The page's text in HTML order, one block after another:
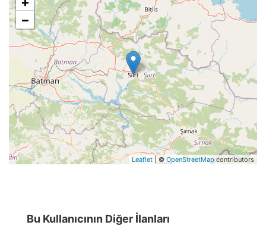
−
Leaflet | © OpenStreetMapcontributors
Bu Kullanıcının Diğer İlanları